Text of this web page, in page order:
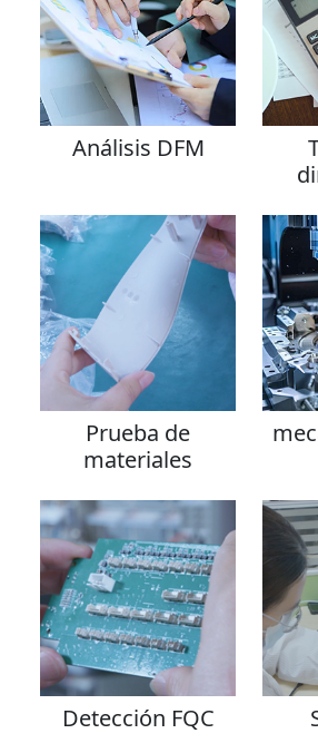
Análisis DFM
Prueba de
materiales
Detección FQC